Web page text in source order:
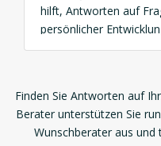
hilft, Antworten auf
persönlicher
Wahrsagung
Online, Tarot
Finden Sie Antworten auf
Berater unterstützen Sie
Wunschberater aus